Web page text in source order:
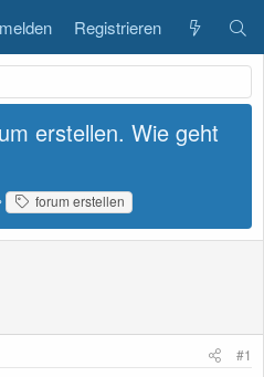
Registrieren
erstellen. Wie geht
S
c
h
o
forum erstellen
#1